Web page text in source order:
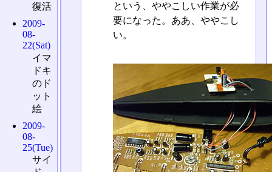
という、ややこしい作業が必
要になった。ああ、ややこし
い。
復活
2009-
08-
22(Sat)
イマ
ドキ
のド
ット
絵
2009-
08-
25(Tue)
サイ